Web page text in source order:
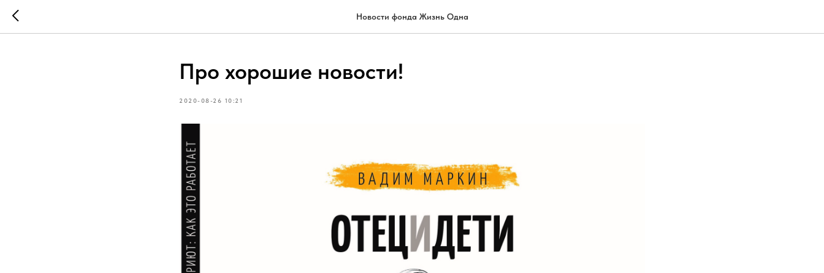
Новости фонда Жизнь Одна
Про хорошие новости!
2020-08-26 10:21